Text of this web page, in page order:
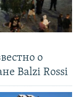
о
Balzi Rossi